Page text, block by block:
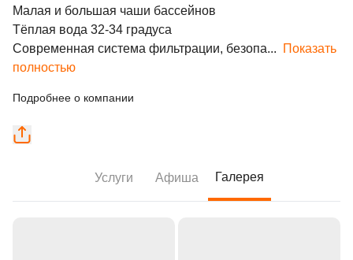
Малая и большая чаши бассейнов
Тёплая вода 32-34 градуса
Современная система фильтрации, безопа... Показать
полностью
Подробнее о компании
Услуги Афиша Галерея